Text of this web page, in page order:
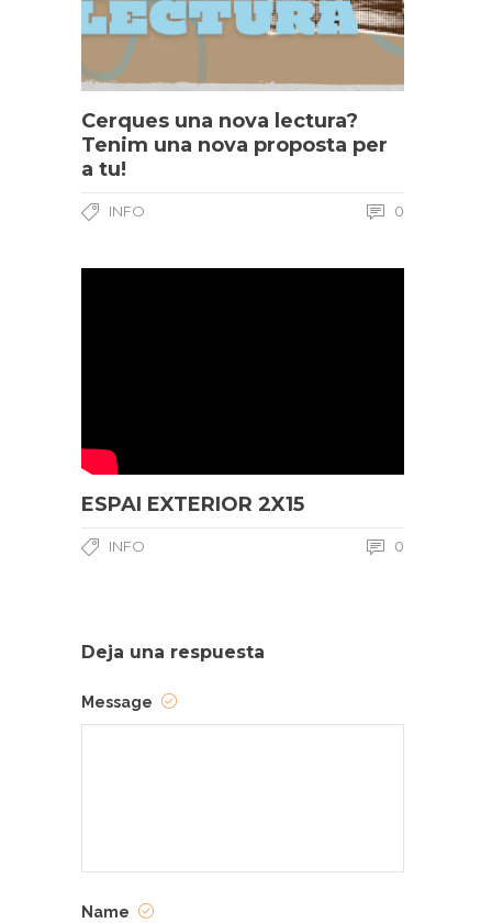
Cerques una nova lectura?
Tenim una nova proposta per
a tu!
INFO 0
ESPAI EXTERIOR 2X15
INFO 0
Deja una respuesta
Message
Name